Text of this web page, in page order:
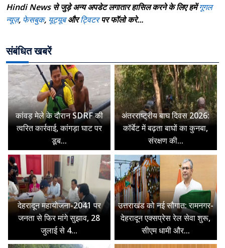
Hindi News से जुड़े अन्य अपडेट लगातार हासिल करने के लिए हमेंगूगल
न्यूज़, फेसबुक, यूट्यूबऔरट्विटरपर फॉलो करे...
संबंधित खबरें
कांवड़ मेले के दौरान SDRF की
त्वरित कार्रवाई, कांगड़ा घाट पर
डूब...
अंतरराष्ट्रीय बाघ दिवस 2026:
कॉर्बेट में बढ़ता बाघों का कुनबा,
संरक्षण की...
देहरादून महायोजना-2041 पर
जनता से फिर मांगे सुझाव, 28
जुलाई से 4...
उत्तराखंड को नई सौगात: रामनगर-
देहरादून एक्सप्रेस रेल सेवा शुरू,
सीएम धामी और...